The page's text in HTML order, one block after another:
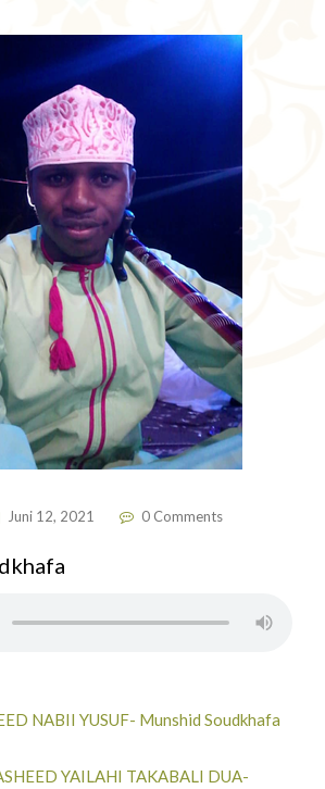
Juni 12, 2021 0 Comments
NABII YUSUF- Munshid Soudkhafa
YAILAHI TAKABALI DUA-